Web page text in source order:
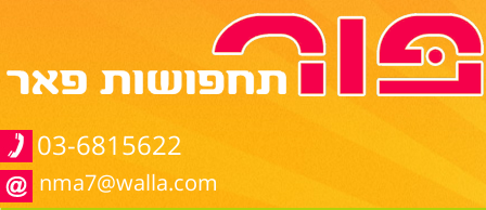
03-6815622
nma7@walla.com